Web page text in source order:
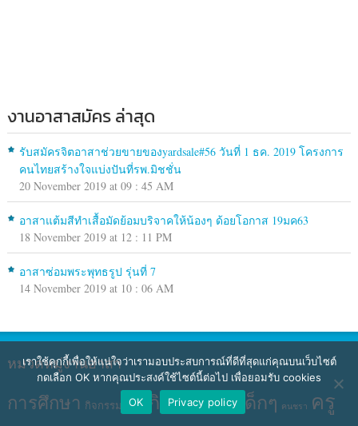
งานอาสาสมัคร ล่าสุด
รับสมัครจิตอาสาช่วยขายของyardsale#56 วันที่ 1 ธค. 2019 โครงการ
คนไทยสร้างใจแบ่งปันที่รพ.มิชชั่น
20 November 2019 at 09 : 45 AM
อาสาแต้มสีทำเสื้อมัดย้อมบริจาคให้น้องๆ ด้อยโอกาส 19มค63
18 November 2019 at 12 : 11 PM
อาสาซ่อมพระพุทธรูป รุ่นที่ 7
14 November 2019 at 10 : 06 AM
หมวดหมู่งานอาสา
การศึกษา กิจกรรม BBL กิจกรรมกับเด็กๆ คนชรา ครู
เราใช้คุกกี้เพื่อให้แน่ใจว่าเรามอบประสบการณ์ที่ดีที่สุดแก่คุณบนเว็บไซต์
กดเลือก OK หากคุณประสงค์ใช้ไซต์นี้ต่อไป เพื่อยอมรับ cookies
OK
Privacy policy